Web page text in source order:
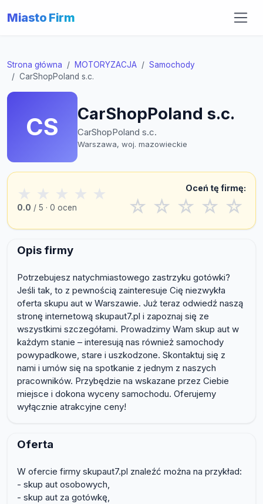
Miasto Firm
Strona główna MOTORYZACJA
Samochody
CarShopPoland s.c.
CS CarShopPoland s.c.
CarShopPoland s.c.
Warszawa, woj. mazowieckie
★ ★ ★ ★ ★
0.0 / 5 · 0 ocen
Oceń tę firmę:
☆ ☆ ☆ ☆ ☆
Opis firmy
Potrzebujesz natychmiastowego zastrzyku gotówki?
Jeśli tak, to z pewnością zainteresuje Cię niezwykła
oferta skupu aut w Warszawie. Już teraz odwiedź naszą
stronę internetową skupaut7.pl i zapoznaj się ze
wszystkimi szczegółami. Prowadzimy Wam skup aut w
każdym stanie – interesują nas również samochody
powypadkowe, stare i uszkodzone. Skontaktuj się z
nami i umów się na spotkanie z jednym z naszych
pracowników. Przybędzie na wskazane przez Ciebie
miejsce i dokona wyceny samochodu. Oferujemy
wyłącznie atrakcyjne ceny!
Oferta
W ofercie firmy skupaut7.pl znaleźć można na przykład:
- skup aut osobowych,
- skup aut za gotówkę,